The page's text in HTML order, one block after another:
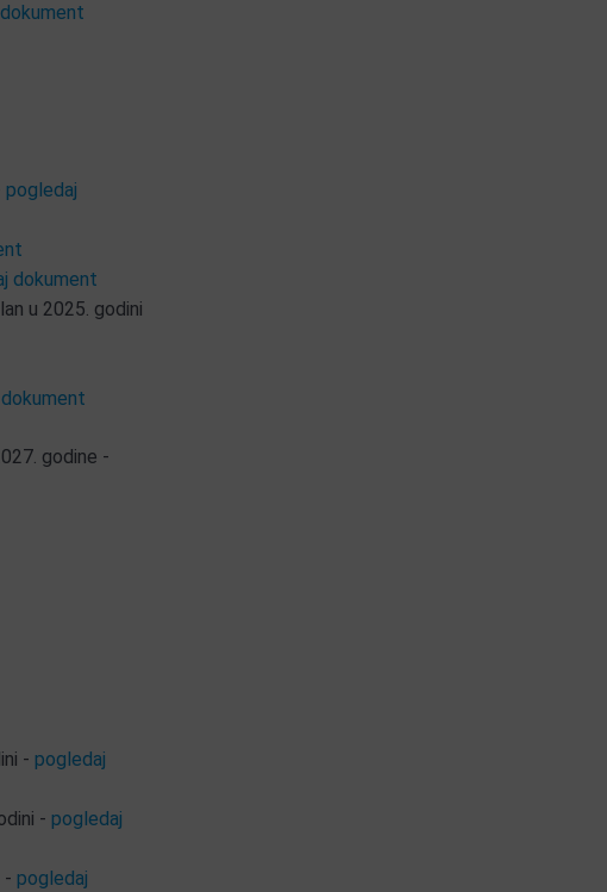
pogledaj
dokument
u 2025. godini
godine -
-pogledaj
-pogledaj
-pogledaj